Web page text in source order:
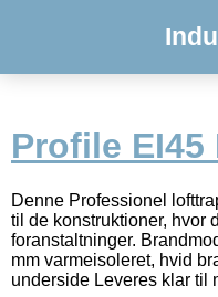
Profile
Denne Professionel
til de konstruktioner, hvor
foranstaltninger.
mm varmeisoleret, hvid
underside Leveres klar til